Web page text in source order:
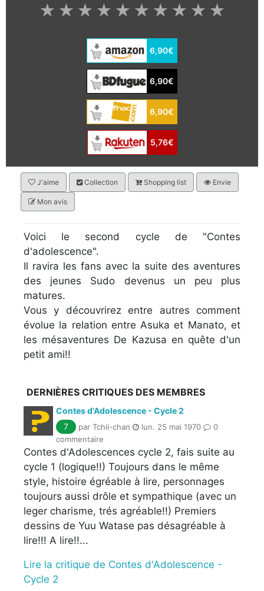
★
★
★
★
★
★
★
★
★
★
6,90€
6,90€
6,90€
5,76€
J'aime Collection Shopping list Envie
Mon avis
Voici le second cycle de "Contes
d'adolescence".
Il ravira les fans avec la suite des aventures
des jeunes Sudo devenus un peu plus
matures.
Vous y découvrirez entre autres comment
évolue la relation entre Asuka et Manato, et
les mésaventures De Kazusa en quête d'un
petit ami!!
DERNIÈRES CRITIQUES DES MEMBRES
Contes d'Adolescence - Cycle 2
7
par Tchii-chan lun. 25 mai 1970
0
commentaire
Contes d'Adolescences cycle 2, fais suite au
cycle 1 (logique!!) Toujours dans le même
style, histoire égréable à lire, personnages
toujours aussi drôle et sympathique (avec un
leger charisme, trés agréable!!) Premiers
dessins de Yuu Watase pas désagréable à
lire!!! A lire!!...
Lire la critique de Contes d'Adolescence -
Cycle 2